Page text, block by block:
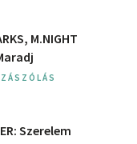
M.NIGHT
Szerelem